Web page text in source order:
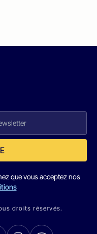
que vous acceptez nos
droits réservés.